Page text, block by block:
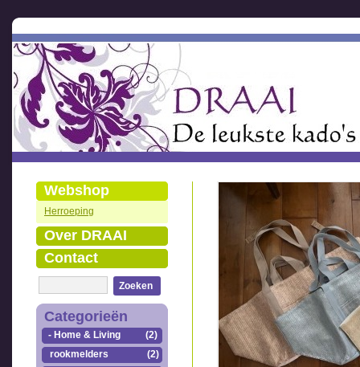
Webshop
Herroeping
Over DRAAI
Contact
Zoeken
Categorieën
- Home & Living
(2)
rookmelders
(2)